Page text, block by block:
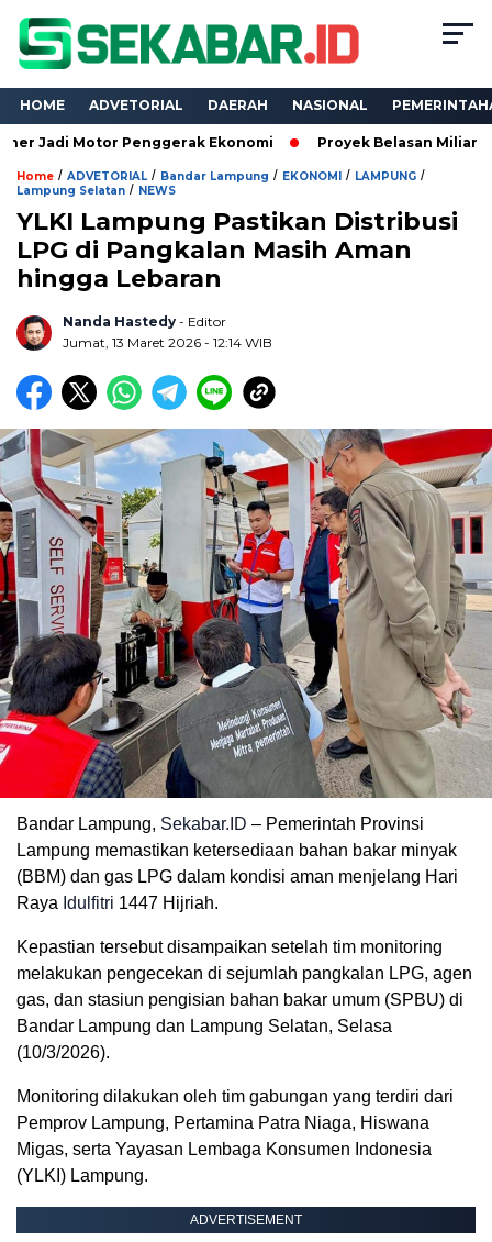
HOME ADVETORIAL DAERAH NASIONAL
Penggerak Ekonomi Proyek Belasan Miliar Dinas
Home / ADVETORIAL / Bandar Lampung / EKONOMI / LAMPUNG /
Lampung Selatan / NEWS
YLKI Lampung Pastikan Distribusi
LPG di Pangkalan Masih Aman
hingga Lebaran
Nanda Hastedy - Editor
Jumat, 13 Maret 2026 - 12:14 WIB
Bandar Lampung, Sekabar.ID – Pemerintah Provinsi
Lampung memastikan ketersediaan bahan bakar minyak
(BBM) dan gas LPG dalam kondisi aman menjelang Hari
Raya Idulfitri 1447 Hijriah.
Kepastian tersebut disampaikan setelah tim monitoring
melakukan pengecekan di sejumlah pangkalan LPG, agen
gas, dan stasiun pengisian bahan bakar umum (SPBU) di
Bandar Lampung dan Lampung Selatan, Selasa
(10/3/2026).
Monitoring dilakukan oleh tim gabungan yang terdiri dari
Pemprov Lampung, Pertamina Patra Niaga, Hiswana
Migas, serta Yayasan Lembaga Konsumen Indonesia
(YLKI) Lampung.
ADVERTISEMENT